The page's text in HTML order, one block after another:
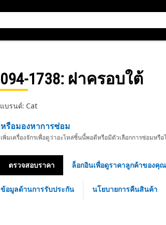
094-1738: ฝาครอบใต้
แบรนด์: Cat
หรือมองหาการซ่อม
เพิ่มเครื่องจักรเพื่อดูว่าอะไหล่ชิ้นนี้พอดีหรือมีตัวเลือกการซ่อมหรือ
ตรวจสอบราคา ล็อกอินเพื่อดูราคาลูกค้าของคุณ
ข้อมูลด้านการรับประกัน นโยบายการคืนสินค้า